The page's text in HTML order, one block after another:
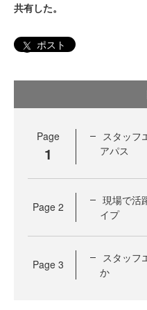
共有した。
ポスト
Page
1
スタッフ
アパス
Page 2
現場で活
イプ
Page 3
スタッフ
か